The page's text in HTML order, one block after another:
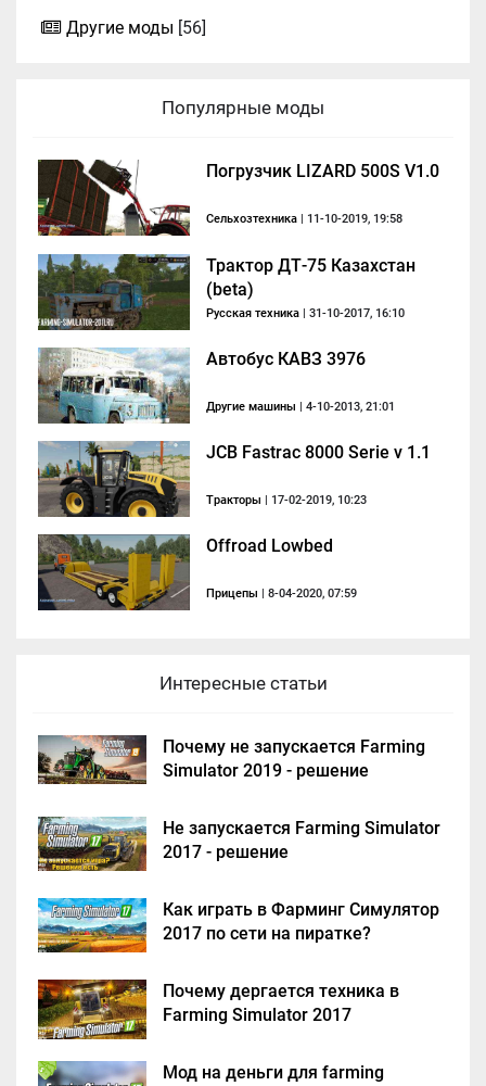
Другие моды [56]
Популярные моды
Погрузчик LIZARD 500S V1.0
Сельхозтехника | 11-10-2019, 19:58
Трактор ДТ-75 Казахстан
(beta)
Русская техника | 31-10-2017, 16:10
Автобус КАВЗ 3976
Другие машины | 4-10-2013, 21:01
JCB Fastrac 8000 Serie v 1.1
Тракторы | 17-02-2019, 10:23
Offroad Lowbed
Прицепы | 8-04-2020, 07:59
Интересные статьи
Почему не запускается Farming
Simulator 2019 - решение
Не запускается Farming Simulator
2017 - решение
Как играть в Фарминг Симулятор
2017 по сети на пиратке?
Почему дергается техника в
Farming Simulator 2017
Мод на деньги для farming